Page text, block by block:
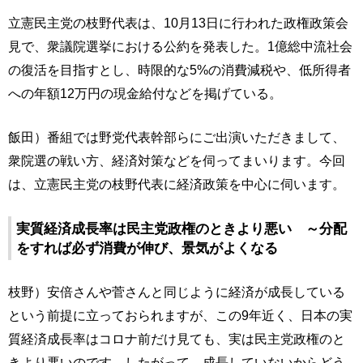
立憲民主党の枝野代表は、10月13日に行われた政権政策会
見で、衆議院選挙における公約を発表した。1億総中流社会
の復活を目指すとし、時限的な5%の消費減税や、低所得者
への年額12万円の現金給付などを掲げている。
飯田）番組では野党代表幹部らにご出演いただきまして、
衆院選の戦い方、経済対策などを伺ってまいります。今回
は、立憲民主党の枝野代表に経済政策を中心に伺います。
実質経済成長率は民主党政権のときより悪い ～分配
をすれば必ず消費が伸び、景気がよくなる
枝野）安倍さんや菅さんと同じように経済が成長している
という前提に立っておられますが、この9年近く、日本の実
質経済成長率はコロナ前だけ見ても、実は民主党政権のと